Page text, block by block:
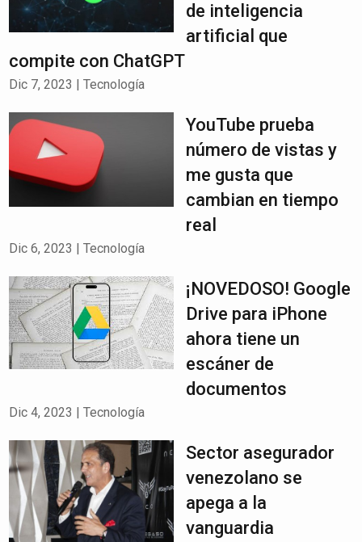
de inteligencia
artificial que
compite con ChatGPT
Dic 7, 2023 |Tecnología
YouTube prueba
número de vistas y
me gusta que
cambian en tiempo
real
Dic 6, 2023 |Tecnología
¡NOVEDOSO! Google
Drive para iPhone
ahora tiene un
escáner de
documentos
Dic 4, 2023 |Tecnología
Sector asegurador
venezolano se
apega a la
vanguardia